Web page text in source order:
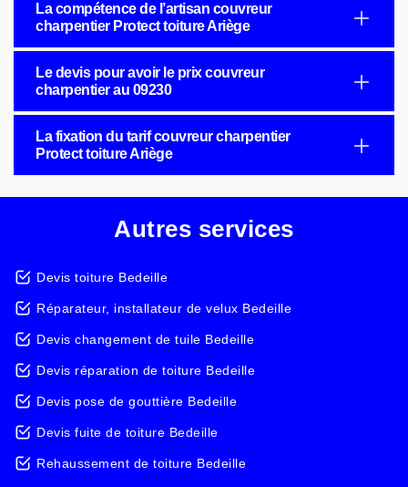
La compétence de l’artisan couvreur
charpentier Protect toiture Ariège
Le devis pour avoir le prix couvreur
charpentier au 09230
La fixation du tarif couvreur charpentier
Protect toiture Ariège
Autres services
Devis toiture Bedeille
Réparateur, installateur de velux Bedeille
Devis changement de tuile Bedeille
Devis réparation de toiture Bedeille
Devis pose de gouttière Bedeille
Devis fuite de toiture Bedeille
Rehaussement de toiture Bedeille